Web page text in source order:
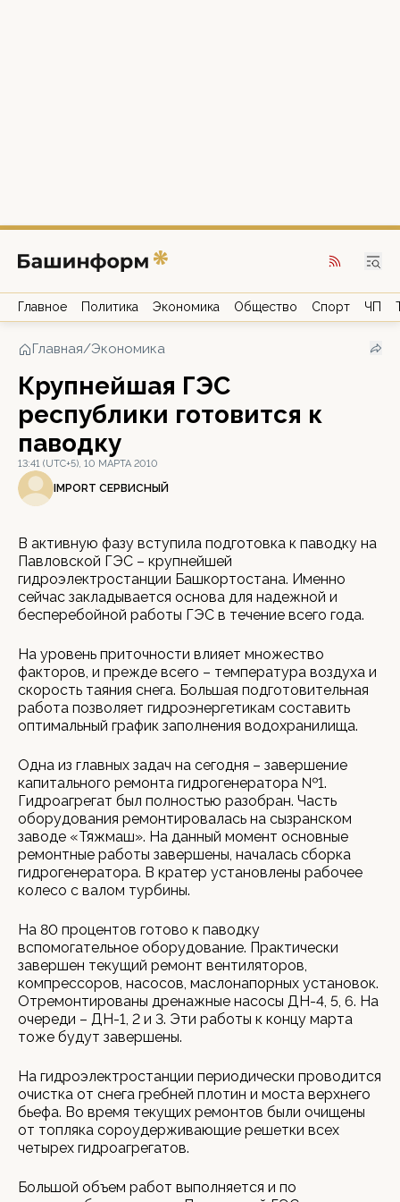
Главное Политика Экономика Общество Спорт ЧП
Главная/Экономика
Крупнейшая ГЭС
республики готовится к
паводку
13:41 (UTC+5), 10 МАРТА 2010
IMPORT СЕРВИСНЫЙ
В активную фазу вступила подготовка к паводку на
Павловской ГЭС – крупнейшей
гидроэлектростанции Башкортостана. Именно
сейчас закладывается основа для надежной и
бесперебойной работы ГЭС в течение всего года.
На уровень приточности влияет множество
факторов, и прежде всего – температура воздуха и
скорость таяния снега. Большая подготовительная
работа позволяет гидроэнергетикам составить
оптимальный график заполнения водохранилища.
Одна из главных задач на сегодня – завершение
капитального ремонта гидрогенератора №1.
Гидроагрегат был полностью разобран. Часть
оборудования ремонтировалась на сызранском
заводе «Тяжмаш». На данный момент основные
ремонтные работы завершены, началась сборка
гидрогенератора. В кратер установлены рабочее
колесо с валом турбины.
На 80 процентов готово к паводку
вспомогательное оборудование. Практически
завершен текущий ремонт вентиляторов,
компрессоров, насосов, маслонапорных установок.
Отремонтированы дренажные насосы ДН-4, 5, 6. На
очереди – ДН-1, 2 и 3. Эти работы к концу марта
тоже будут завершены.
На гидроэлектростанции периодически проводится
очистка от снега гребней плотин и моста верхнего
бьефа. Во время текущих ремонтов были очищены
от топляка сороудерживающие решетки всех
четырех гидроагрегатов.
Большой объем работ выполняется и по